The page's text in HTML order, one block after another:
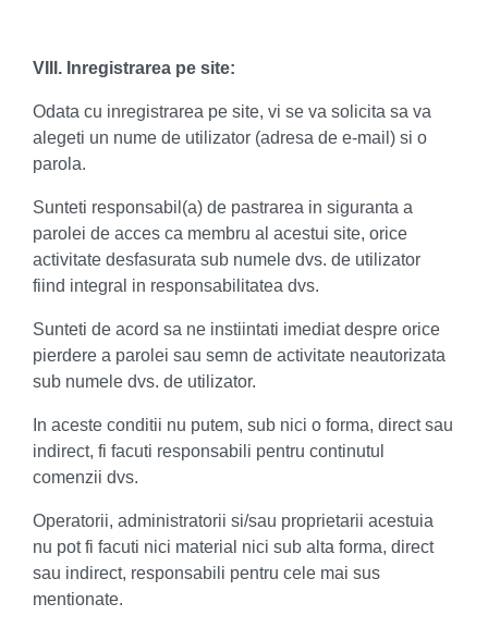
VIII. Inregistrarea pe site:
Odata cu inregistrarea pe site, vi se va solicita sa va
alegeti un nume de utilizator (adresa de e-mail) si o
parola.
Sunteti responsabil(a) de pastrarea in siguranta a
parolei de acces ca membru al acestui site, orice
activitate desfasurata sub numele dvs. de utilizator
fiind integral in responsabilitatea dvs.
Sunteti de acord sa ne instiintati imediat despre orice
pierdere a parolei sau semn de activitate neautorizata
sub numele dvs. de utilizator.
In aceste conditii nu putem, sub nici o forma, direct sau
indirect, fi facuti responsabili pentru continutul
comenzii dvs.
Operatorii, administratorii si/sau proprietarii acestuia
nu pot fi facuti nici material nici sub alta forma, direct
sau indirect, responsabili pentru cele mai sus
mentionate.